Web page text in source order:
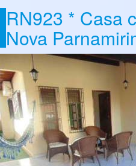
RN923 * Casa
Nova